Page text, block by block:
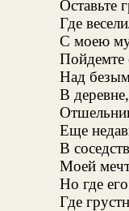
Оставьте
Где
С моею
Над
В
Еще
В
Моей
Но где
Где